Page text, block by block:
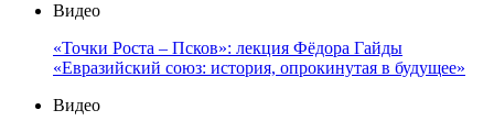
Видео
«Точки Роста – Псков»: лекция Фёдора Гайды
«Евразийский союз: история, опрокинутая в будущее»
Видео